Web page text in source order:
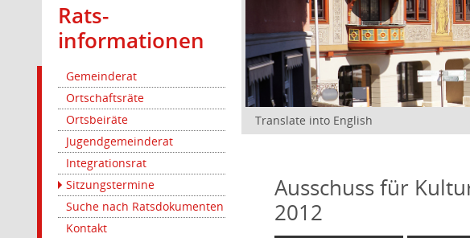
Rats­
informationen
Gemeinderat
Ortschaftsräte
Ortsbeiräte
Jugendgemeinderat
Integrationsrat
Sitzungstermine
Suche nach Ratsdokumenten
Kontakt
Translate into English
Ausschuss für
2012